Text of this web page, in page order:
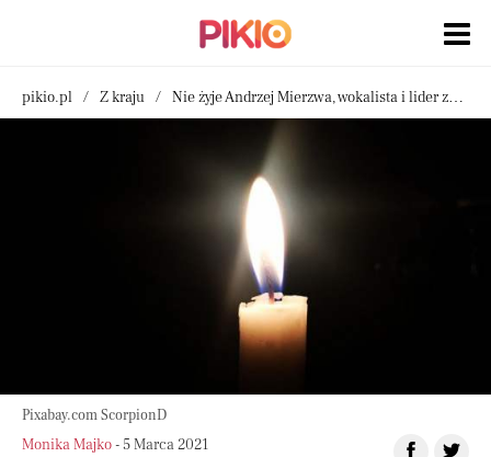
pikio.pl Z kraju Nie żyje Andrzej Mierzwa, wokalista i lider zespołu Processs
Pixabay.com ScorpionD
Monika Majko- 5 Marca 2021